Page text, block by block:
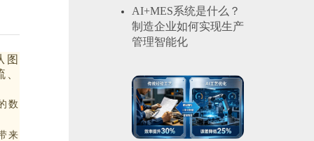
理系统 EMS
售系统 TRS
图
数
来
AI+MES系统是什么？
制造企业如何实现生产
管理智能化